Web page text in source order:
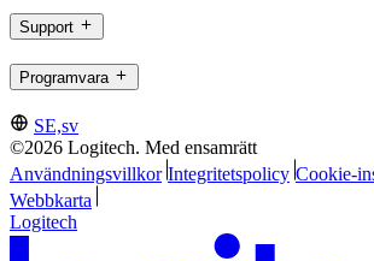
Support
Programvara
SE,sv
©2026 Logitech. Med ensamrätt
Användningsvillkor Integritetspolicy Cookie-
Webbkarta
Logitech